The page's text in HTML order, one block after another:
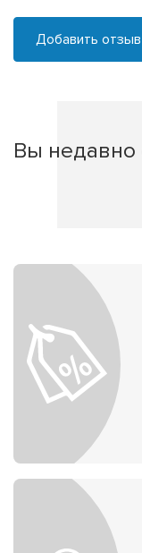
Добавить отзыв
Вы недавно